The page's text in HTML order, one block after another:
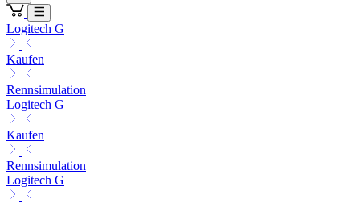
Logitech G
Kaufen
Rennsimulation
Logitech G
Kaufen
Rennsimulation
Logitech G